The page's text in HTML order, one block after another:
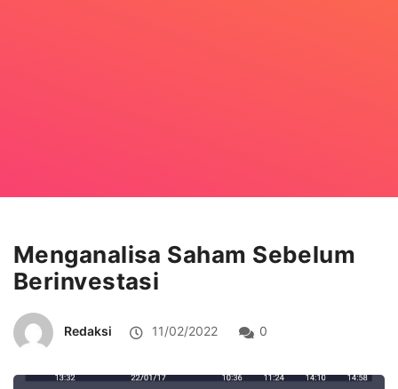
Menganalisa Saham Sebelum
Berinvestasi
Redaksi 11/02/2022 0